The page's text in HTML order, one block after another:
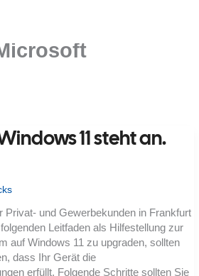
11 steht an.
Privat- und Gewerbekunden in Frankfurt
Leitfaden als Hilfestellung zur
auf Windows 11 zu upgraden, sollten
dass Ihr Gerät die
erfüllt. Folgende Schritte sollten Sie